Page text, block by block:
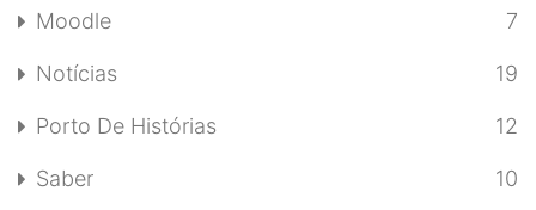
Moodle 7
Notícias 19
Porto De Histórias 12
Saber 10